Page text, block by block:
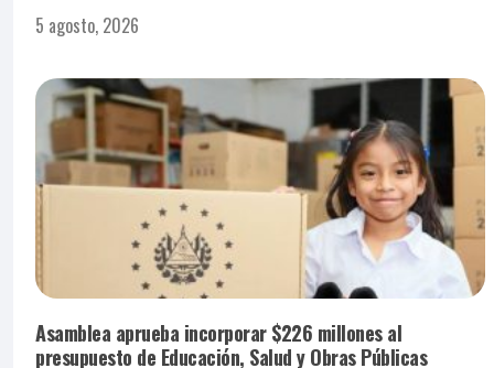
5 agosto, 2026
Asamblea aprueba incorporar $226 millones al
presupuesto de Educación, Salud y Obras Públicas